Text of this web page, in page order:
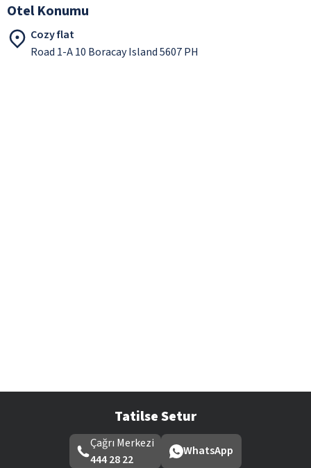
Otel Konumu
Cozy flat
Road 1-A 10 Boracay Island 5607 PH
Tatilse Setur
Çağrı Merkezi
444 28 22
WhatsApp